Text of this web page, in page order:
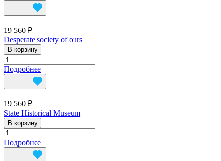
19 560 ₽
Desperate society of ours
В корзину
Подробнее
19 560 ₽
State Historical Museum
В корзину
Подробнее